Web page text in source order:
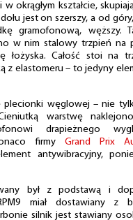
okrągłym kształcie,
jest on szerszy, a od
gramofonową, węższy.
w nim stalowy trzpień na
łożyska. Całość stoi na
z elastomeru – to jedyny
plecionki węglowej – nie
warstwę
drapieżnego
firmy Grand Prix
antywibracyjny,
był z podstawą i
miał dostawiany z
silnik jest stawiany